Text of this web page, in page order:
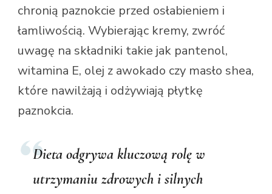
chronią paznokcie przed osłabieniem i
łamliwością. Wybierając kremy, zwróć
uwagę na składniki takie jak pantenol,
witamina E, olej z awokado czy masło shea,
które nawilżają i odżywiają płytkę
paznokcia.
Dieta odgrywa kluczową rolę w
utrzymaniu zdrowych i silnych